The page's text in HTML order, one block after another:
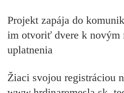
Projekt zapája do
im otvoriť dvere k novým
uplatnenia
Žiaci svojou registráciou